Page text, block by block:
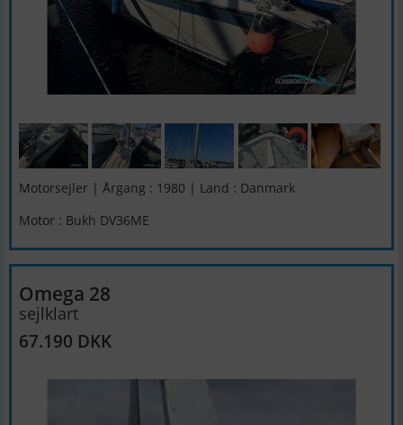
Motorsejler | Årgang : 1980 | Land : Danmark
Motor : Bukh DV36ME
Omega 28
sejlklart
67.190 DKK